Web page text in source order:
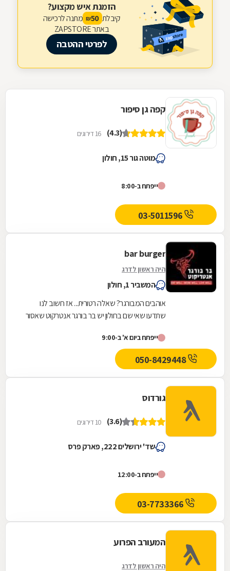
הזמנת איש מקצוע?
קיבלת 50
₪ מתנה לרכישה
באתר ZAPSTORE
לפרטי ההטבה
קפה גן סיפור
(4.3) 16 דירוגים
מוטה גור 15, חולון
ייפתח ב-8:00
03-5011596
bar burger
היה ראשון לדרג
המשביר 1, חולון
אוהבים המבורגר? שאלה רטורית... אז חשוב לנו
שתדעו שאי שם בחולון יש בר בורגר אנטרקוט שאסור
חינמית...
ייפתח ביום א' ב-9:00
050-8429448
גורדוס
(3.6) 10 דירוגים
שד' ירושלים 222, פארק פרס
ייפתח ב-12:00
03-7733366
המעורב הפרוע
היה ראשון לדרג